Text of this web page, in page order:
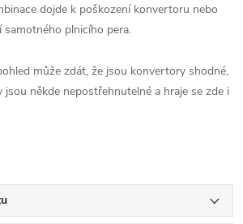
dojde k poškození konvertoru nebo
plnicího pera.
může zdát, že jsou konvertory shodné,
někde nepostřehnutelné a hraje se zde i